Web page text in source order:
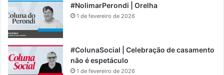
#NolimarPerondi | Orelha
1 de fevereiro de 2026
#ColunaSocial | Celebração de casamento
não é espetáculo
1 de fevereiro de 2026